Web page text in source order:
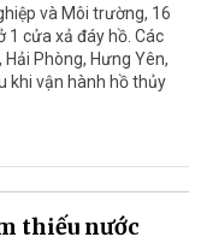
và Môi trường, 16
1 cửa xả đáy hồ. Các
Phòng, Hưng Yên,
khi vận hành hồ thủy
thiếu nước